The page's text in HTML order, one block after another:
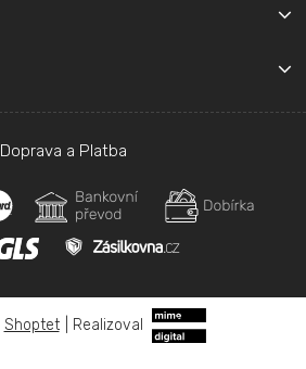
Doprava a Platba
Shoptet Realizoval